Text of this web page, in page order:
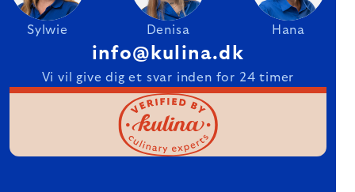
Sylwie Denisa Hana
info@kulina.dk
Vi vil give dig et svar inden for 24 timer